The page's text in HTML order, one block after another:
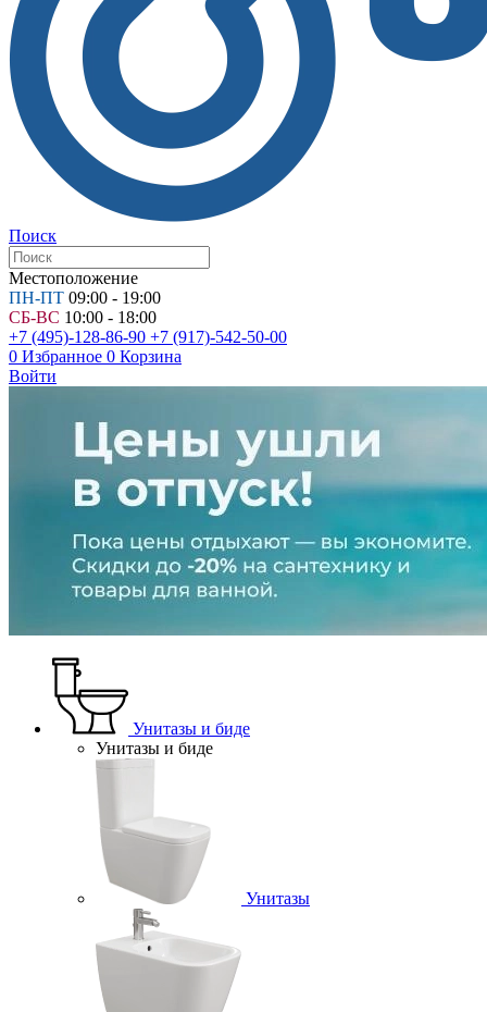
Поиск
Местоположение
ПН-ПТ 09:00 - 19:00
СБ-ВС 10:00 - 18:00
+7 (495)-128-86-90 +7 (917)-542-50-00
0 Избранное 0 Корзина
Войти
Унитазы и биде
Унитазы и биде
Унитазы